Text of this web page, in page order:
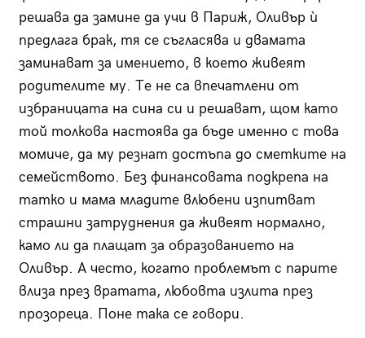
решава да замине да учи в Париж, Оливър ѝ
предлага брак, тя се съгласява и двамата
заминават за имението, в което живеят
родителите му. Те не са впечатлени от
избраницата на сина си и решават, щом като
той толкова настоява да бъде именно с това
момиче, да му резнат достъпа до сметките на
семейството. Без финансовата подкрепа на
татко и мама младите влюбени изпитват
страшни затруднения да живеят нормално,
камо ли да плащат за образованието на
Оливър. А често, когато проблемът с парите
влиза през вратата, любовта излита през
прозореца. Поне така се говори.